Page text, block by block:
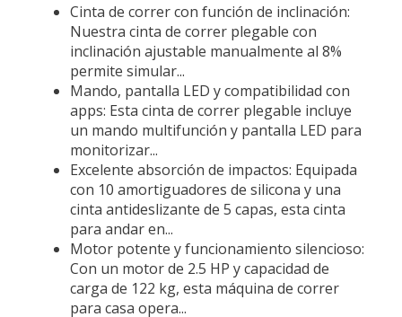
Cinta de correr con función de inclinación:
Nuestra cinta de correr plegable con
inclinación ajustable manualmente al 8%
permite simular...
Mando, pantalla LED y compatibilidad con
apps: Esta cinta de correr plegable incluye
un mando multifunción y pantalla LED para
monitorizar...
Excelente absorción de impactos: Equipada
con 10 amortiguadores de silicona y una
cinta antideslizante de 5 capas, esta cinta
para andar en...
Motor potente y funcionamiento silencioso:
Con un motor de 2.5 HP y capacidad de
carga de 122 kg, esta máquina de correr
para casa opera...